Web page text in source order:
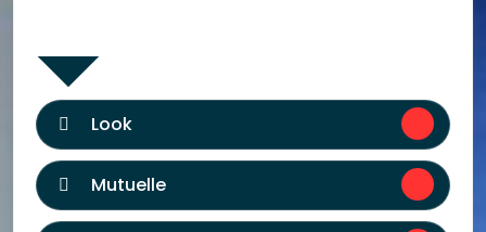
Look
Mutuelle